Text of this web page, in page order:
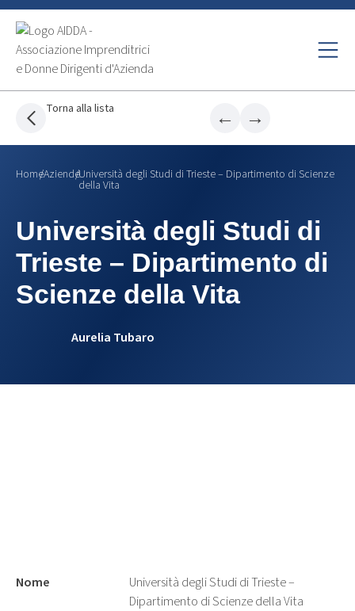
Torna alla lista ← →
Home
/Aziende
/Università degli Studi di Trieste – Dipartimento di Scienze
della Vita
Università degli Studi di
Trieste – Dipartimento di
Scienze della Vita
Aurelia Tubaro
Nome
Università degli Studi di Trieste –
Dipartimento di Scienze della Vita